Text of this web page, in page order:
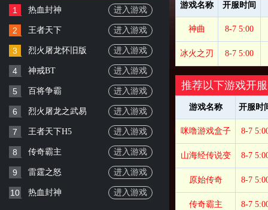
1 热血封神 进入游戏
2 王者天下 进入游戏
3 烈火屠龙怀旧版 进入游戏
4 神戒BT 进入游戏
5 百将争霸 进入游戏
6 烈火屠龙之武易 进入游戏
7 王者天下H5 进入游戏
8 传奇霸主 进入游戏
9 雷霆之怒 进入游戏
10 热血封神 进入游戏
游戏名称 开服时间
神曲 8-7 5:00
冰火之刃 8-7 5:00
推荐以下游戏开服
游戏名称 开服时
咪噜游戏盒子 8-7
山海经传说变 8-7
原始传奇 8-7
传奇霸主 8-7